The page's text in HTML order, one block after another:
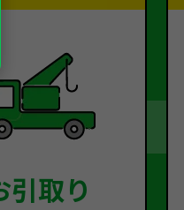
引取り